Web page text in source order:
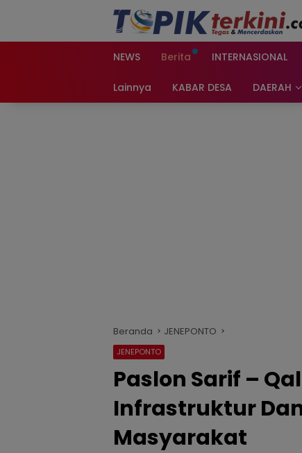
NEWS Berita INTERNASIONAL
Lainnya KABAR DESA DAERAH
Beranda JENEPONTO
JENEPONTO
Paslon Sarif –
Infrastruktur
Masyarakat